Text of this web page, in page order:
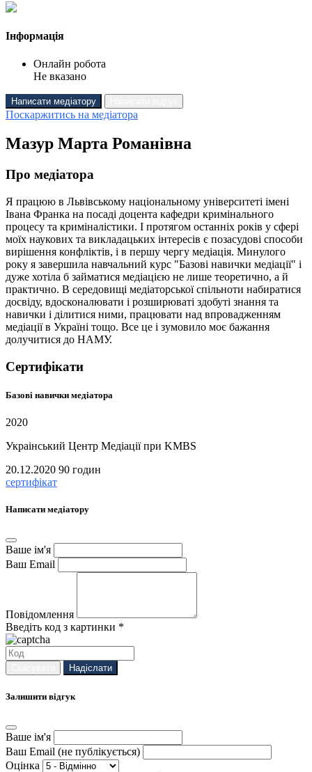
Інформація
Онлайн робота
Не вказано
Написати медіатору
Поскаржитись на медіатора
Мазур Марта Романівна
Про медіатора
Я працюю в Львівському національному університеті імені
Івана Франка на посаді доцента кафедри кримінального
процесу та криміналістики. І протягом останніх років у сфері
моїх наукових та викладацьких інтересів є позасудові способи
вирішення конфліктів, і в першу чергу медіація. Минулого
року я завершила навчальний курс "Базові навички медіації" і
дуже хотіла б займатися медіацією не лише теоретично, а й
практично. В середовищі медіаторської спільноти набиратися
досвіду, вдосконалювати і розширюваті здобуті знання та
навички і ділитися ними, працювати над впровадженням
медіації в Україні тощо. Все це і зумовило моє бажання
долучитися до НАМУ.
Сертифікати
Базові навички медіатора
2020
Украінський Центр Медіації при KMBS
20.12.2020 90 годин
сертифікат
Написати медіатору
Ваше ім'я
Ваш Email
Повідомлення
Введіть код з картинки *
Надіслати
Залишити відгук
Ваше ім'я
Ваш Email (не публікується)
Оцінка